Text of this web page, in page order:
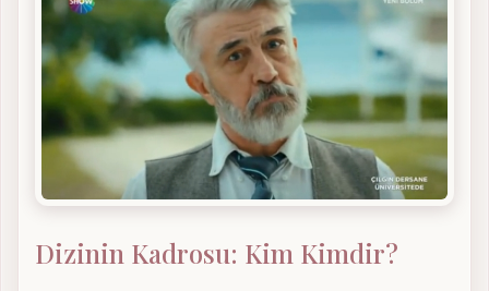
Dizinin Kadrosu: Kim Kimdir?